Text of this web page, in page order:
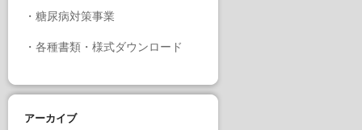
・ 糖尿病対策事業
・ 各種書類・様式ダウンロード
アーカイブ